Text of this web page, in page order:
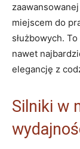
miejscem do
służbowych.
nawet
elegancję z
Silniki w